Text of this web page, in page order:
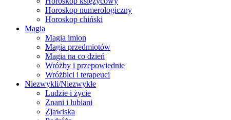
Horoskop numerologiczny
Horoskop chiński
Magia
Magia imion
Magia przedmiotów
Magia na co dzień
Wróżby i przepowiednie
Wróżbici i terapeuci
Niezwykli/Niezwykłe
Ludzie i życie
Znani i lubiani
Zjawiska